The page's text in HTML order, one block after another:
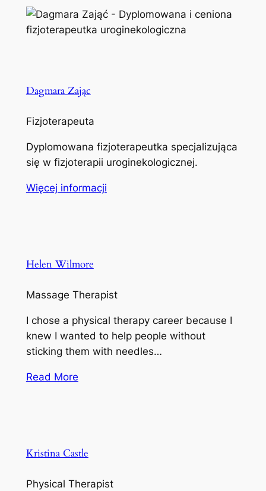
Dagmara Zając
Fizjoterapeuta
Dyplomowana fizjoterapeutka specjalizująca
się w fizjoterapii uroginekologicznej.
Więcej informacji
Helen Wilmore
Massage Therapist
I chose a physical therapy career because I
knew I wanted to help people without
sticking them with needles…
Read More
Kristina Castle
Physical Therapist